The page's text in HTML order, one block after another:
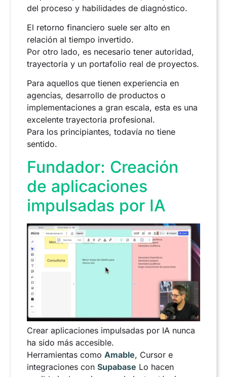
del proceso y habilidades de diagnóstico.
El retorno financiero suele ser alto en
relación al tiempo invertido.
Por otro lado, es necesario tener autoridad,
trayectoria y un portafolio real de proyectos.
Para aquellos que tienen experiencia en
agencias, desarrollo de productos o
implementaciones a gran escala, esta es una
excelente trayectoria profesional.
Para los principiantes, todavía no tiene
sentido.
Fundador: Creación
de aplicaciones
impulsadas por IA
Crear aplicaciones impulsadas por IA nunca
ha sido más accesible.
Herramientas como Amable, Cursor e
integraciones con Supabase Lo hacen